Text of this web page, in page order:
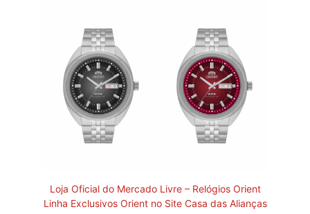
Loja Oficial do Mercado Livre – Relógios Orient
Linha Exclusivos Orient no Site Casa das Alianças